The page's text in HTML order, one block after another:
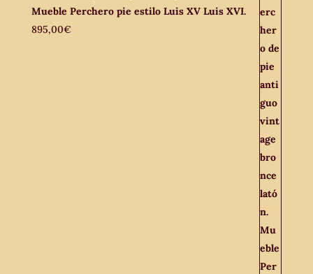
Mueble Perchero pie estilo Luis XV Luis XVI.
895,00€